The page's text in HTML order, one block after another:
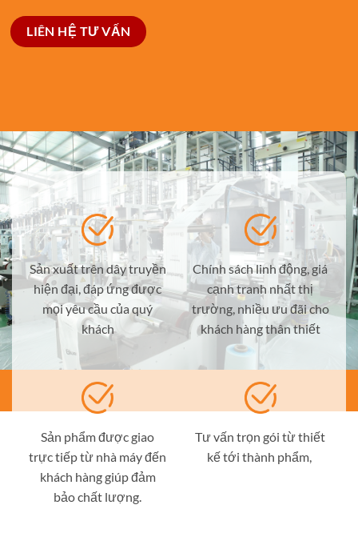
LIÊN HỆ TƯ VẤN
Sản xuất trên dây truyền
hiện đại, đáp ứng được
mọi yêu cầu của quý
khách
Chính sách linh động, giá
cạnh tranh nhất thị
trường, nhiều ưu đãi cho
khách hàng thân thiết
Sản phẩm được giao
trực tiếp từ nhà máy đến
khách hàng giúp đảm
bảo chất lượng.
Tư vấn trọn gói từ thiết
kế tới thành phẩm,